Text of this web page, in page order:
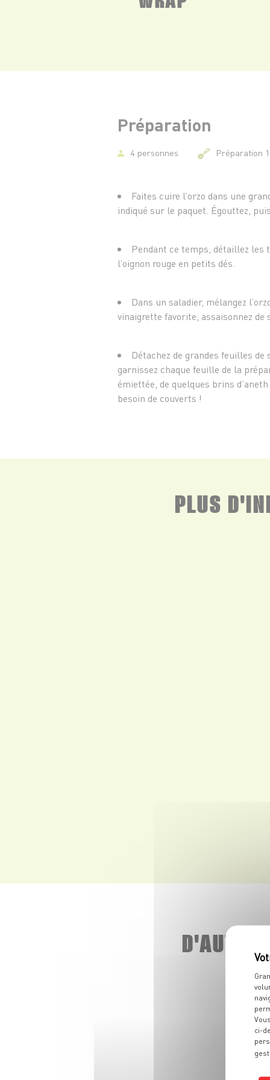
Préparation
4 personnes Préparation
Faites cuire l’orzo dans une
indiqué sur le paquet. Égouttez,
Pendant ce temps, détaillez les
l’oignon rouge en petits dés.
Dans un saladier, mélangez
vinaigrette favorite, assaisonnez de
Détachez de grandes feuilles
garnissez chaque feuille de la
émiettée, de quelques brins
besoin de couverts !
PLUS
ci-